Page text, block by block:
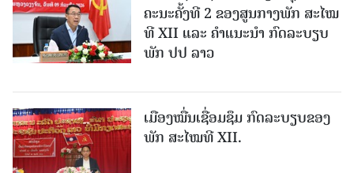
ຄະນະຄັ້ງທີ 2 ຂອງສູນກາງພັກ ສະໄໝ
ທີ XII ແລະ ຄໍາແນະນໍາ ກົດລະບຽບ
ພັກ ປປ ລາວ
ເມືອງ​ໝື່ນເຊື່ອມຊຶມ ກົດລະບຽບຂອງ
ພັກ ສະໄໝທີ XII.